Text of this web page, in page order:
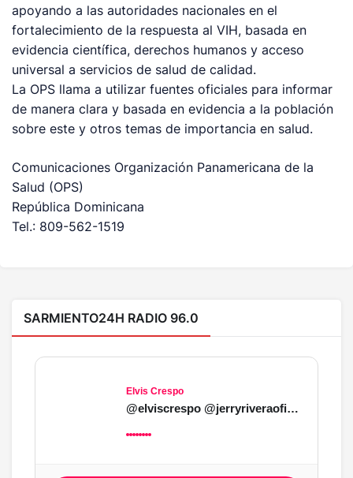
apoyando a las autoridades nacionales en el
fortalecimiento de la respuesta al VIH, basada en
evidencia científica, derechos humanos y acceso
universal a servicios de salud de calidad.
La OPS llama a utilizar fuentes oficiales para informar
de manera clara y basada en evidencia a la población
sobre este y otros temas de importancia en salud.
Comunicaciones Organización Panamericana de la
Salud (OPS)
República Dominicana
Tel.: 809-562-1519
SARMIENTO24H RADIO 96.0
Elvis Crespo
@elviscrespo @jerryriveraoficial Nuestra Cancion (VIDEO OFICIAL)